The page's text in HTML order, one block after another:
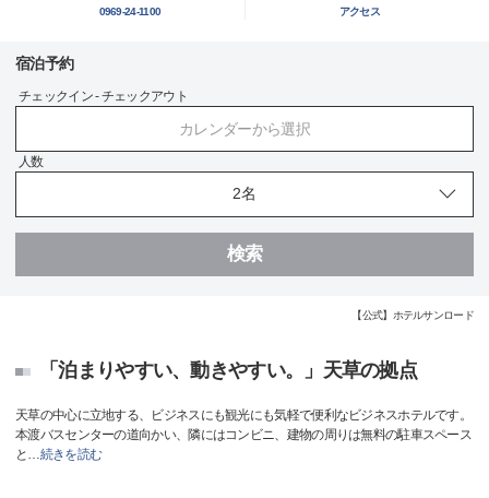
0969-24-1100 アクセス
宿泊予約
チェックイン - チェックアウト
カレンダーから選択
人数
検索
【公式】ホテルサンロード
「泊まりやすい、動きやすい。」天草の拠点
天草の中心に立地する、ビジネスにも観光にも気軽で便利なビジネスホテルです。
本渡バスセンターの道向かい、隣にはコンビニ、建物の周りは無料の駐車スペース
と …続きを読む